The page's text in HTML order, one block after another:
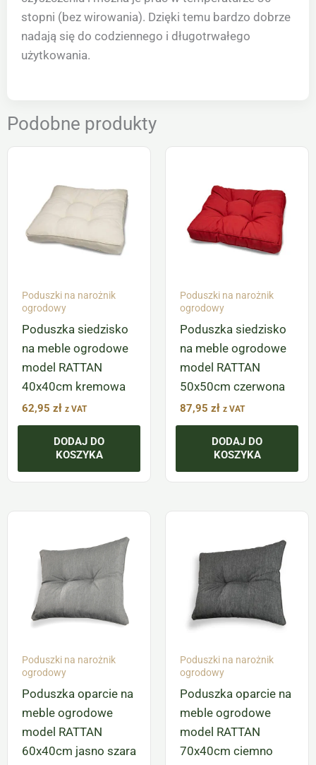
stopni (bez wirowania). Dzięki temu bardzo dobrze
nadają się do codziennego i długotrwałego
użytkowania.
Podobne produkty
Poduszki na narożnik
ogrodowy
Poduszka siedzisko
na meble ogrodowe
model RATTAN
40x40cm kremowa
62,95 zł z VAT
DODAJ DO
KOSZYKA
Poduszki na narożnik
ogrodowy
Poduszka siedzisko
na meble ogrodowe
model RATTAN
50x50cm czerwona
87,95 zł z VAT
DODAJ DO
KOSZYKA
Poduszki na narożnik
ogrodowy
Poduszka oparcie na
meble ogrodowe
model RATTAN
60x40cm jasno szara
Poduszki na narożnik
ogrodowy
Poduszka oparcie na
meble ogrodowe
model RATTAN
70x40cm ciemno